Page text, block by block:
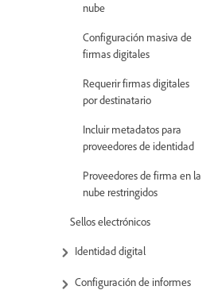
nube
Configuración masiva de
firmas digitales
Requerir firmas digitales
por destinatario
Incluir metadatos para
proveedores de identidad
Proveedores de firma en la
nube restringidos
Sellos electrónicos
Identidad digital
Configuración de informes